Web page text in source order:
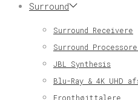
Surround
Surround Receivere
Surround
JBL Synthesis
Blu-Ray & 4K UHD
Fronthøjttalere